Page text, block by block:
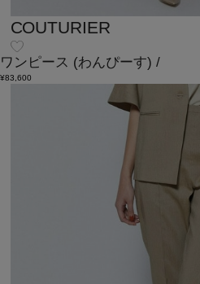
COUTURIER
ワンピース (わんぴーす) /
¥83,600